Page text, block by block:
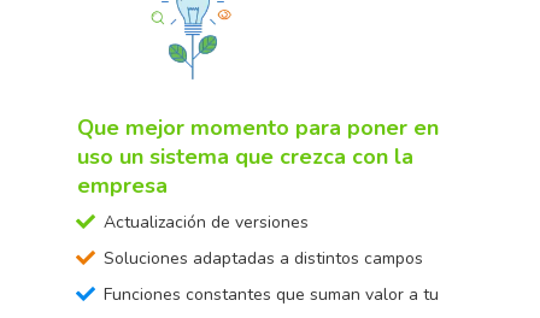
Que mejor momento para poner en
uso un sistema que crezca con la
empresa
Actualización de versiones
Soluciones adaptadas a distintos campos
Funciones constantes que suman valor a tu